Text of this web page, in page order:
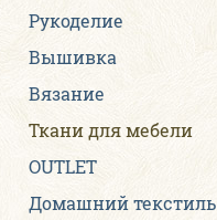
Рукоделие
Вышивка
Вязание
Ткани для мебели
OUTLET
Домашний текстиль